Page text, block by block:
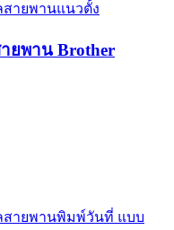
สายพานแนวตั้ง
ยพาน Brother
สายพานพิมพ์วันที่ แบบ